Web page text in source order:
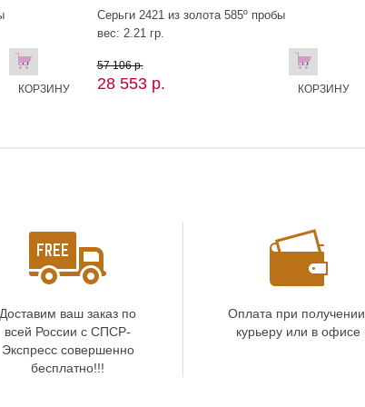
В
КОРЗИНУ
Серьги 2421 из золота 585º пробы
вес: 2.21 гр.
57 106 р.
28 553 р.
В
КОРЗИНУ
Доставим ваш заказ по
всей России с СПСР-
Экспресс совершенно
бесплатно!!!
Оплата при получении,
курьеру или в офисе